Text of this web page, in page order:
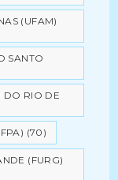
(UFAM)
SANTO
DO RIO DE
(70)
(FURG)